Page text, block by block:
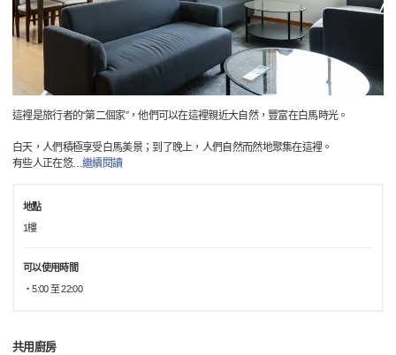
這裡是旅行者的“第二個家”，他們可以在這裡親近大自然，豐富在白馬時光。
白天，人們積極享受白馬美景；到了晚上，人們自然而然地聚集在這裡。
有些人正在悠…繼續閱讀
地點
1樓
可以使用時間
・5:00 至 22:00
共用廚房